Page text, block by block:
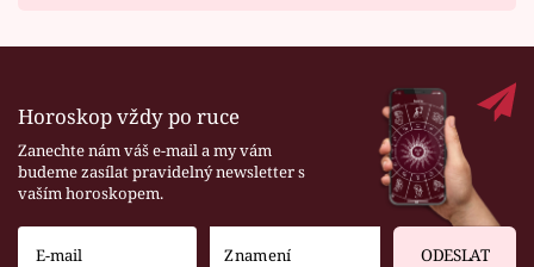
Horoskop vždy po ruce
Zanechte nám váš e-mail a my vám
budeme zasílat pravidelný newsletter s
vaším horoskopem.
ODESLAT